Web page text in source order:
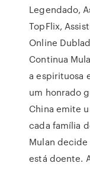
Legendado,
TopFlix,
Online
Continua
a espirituosa
um honrado
China emite
cada família
Mulan
está doente.